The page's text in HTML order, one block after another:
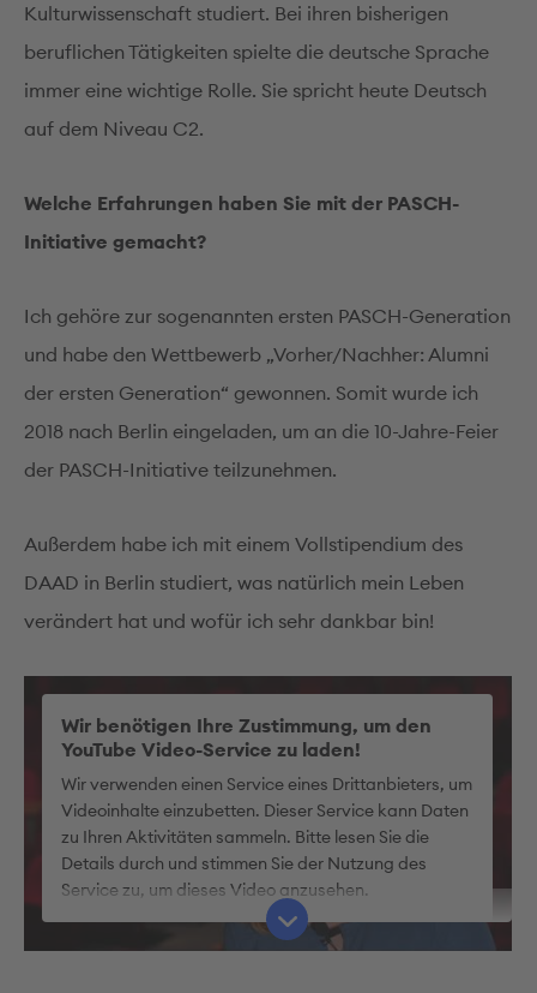
Kulturwissenschaft studiert. Bei ihren bisherigen
beruflichen Tätigkeiten spielte die deutsche Sprache
immer eine wichtige Rolle. Sie spricht heute Deutsch
auf dem Niveau C2.
Welche Erfahrungen haben Sie mit der PASCH-
Initiative gemacht?
Ich gehöre zur sogenannten ersten PASCH-Generation
und habe den Wettbewerb „Vorher/Nachher: Alumni
der ersten Generation“ gewonnen. Somit wurde ich
2018 nach Berlin eingeladen, um an die 10-Jahre-Feier
der PASCH-Initiative teilzunehmen.
Außerdem habe ich mit einem Vollstipendium des
DAAD in Berlin studiert, was natürlich mein Leben
verändert hat und wofür ich sehr dankbar bin!
Wir benötigen Ihre Zustimmung, um den
YouTube Video-Service zu laden!
Wir verwenden einen Service eines Drittanbieters, um
Videoinhalte einzubetten. Dieser Service kann Daten
zu Ihren Aktivitäten sammeln. Bitte lesen Sie die
Details durch und stimmen Sie der Nutzung des
Service zu, um dieses Video anzusehen.
Mehr Informationen